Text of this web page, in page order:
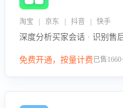
淘宝 | 京东 | 抖音 | 快手
深度分析买家会话 · 识别售
免费开通，按量计费已售